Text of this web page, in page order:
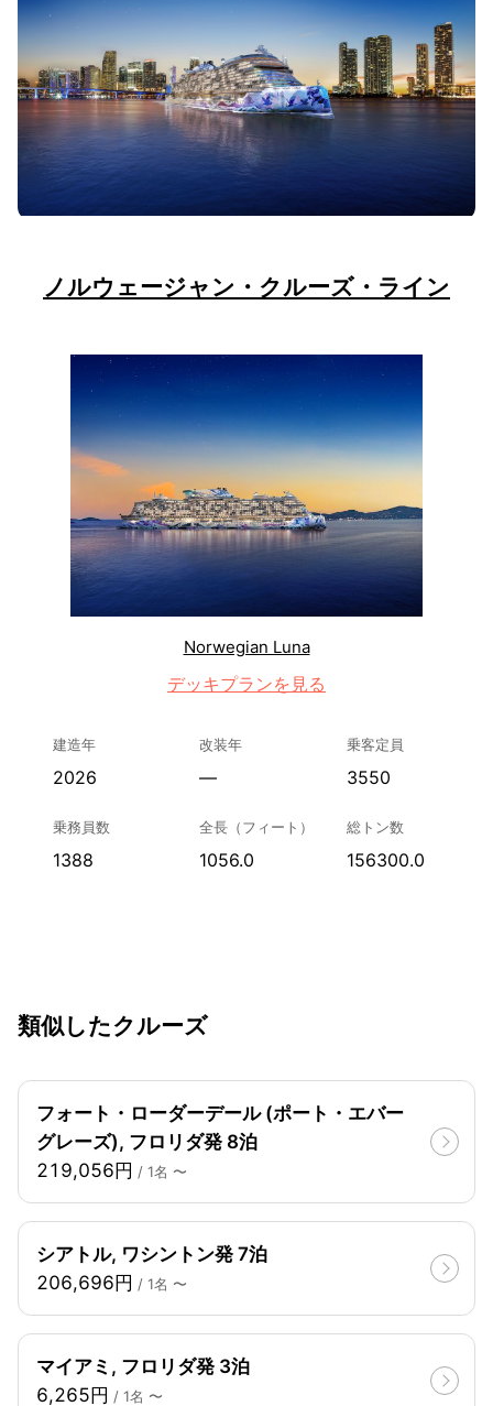
ノルウェージャン・クルーズ・ライン
Norwegian Luna
デッキプランを見る
建造年
2026
改装年
—
乗客定員
3550
乗務員数
1388
全長（フィート）
1056.0
総トン数
156300.0
類似したクルーズ
フォート・ローダーデール (ポート・エバー
グレーズ), フロリダ発 8泊
219,056円 / 1名 〜
シアトル, ワシントン発 7泊
206,696円 / 1名 〜
マイアミ, フロリダ発 3泊
6,265円 / 1名 〜